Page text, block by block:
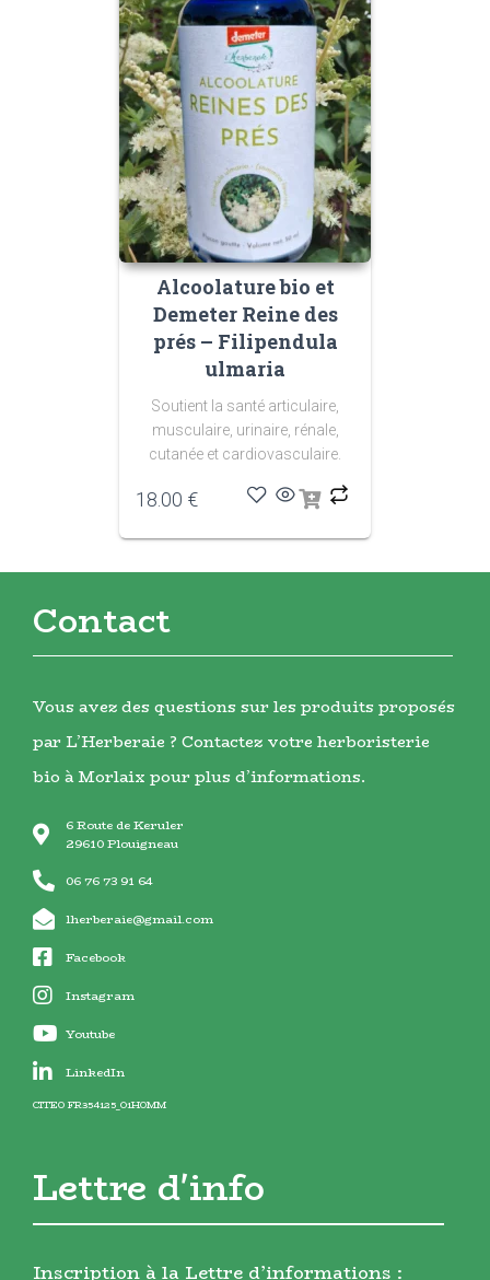
Alcoolature bio et
Demeter Reine des
prés – Filipendula
ulmaria
Soutient la santé articulaire,
musculaire, urinaire, rénale,
cutanée et cardiovasculaire.
18.00 €
Contact
Vous avez des questions sur les produits proposés
par L’Herberaie ? Contactez votre herboristerie
bio à Morlaix pour plus d’informations.
6 Route de Keruler
29610 Plouigneau
06 76 73 91 64
lherberaie@gmail.com
Facebook
Instagram
Youtube
LinkedIn
CITEO FR354125_01HOMM
Lettre d'info
Inscription à la Lettre d’informations :